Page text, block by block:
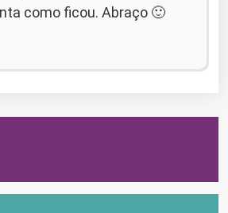
como ficou. Abraço 🙂